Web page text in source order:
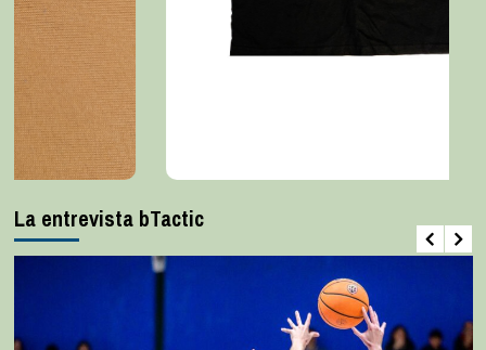
La entrevista bTactic